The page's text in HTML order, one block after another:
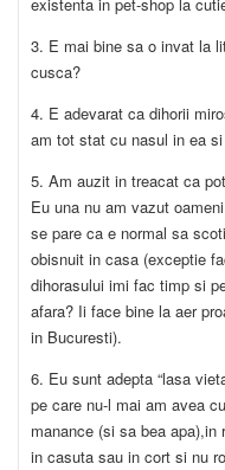
3. E mai bine sa o invat la
cusca?
4. E adevarat ca dihorii
am tot stat cu nasul in ea
5. Am auzit in treacat ca
Eu una nu am vazut
se pare ca e normal sa
obisnuit in casa (exceptie
dihorasului imi fac timp si
afara? Ii face bine la aer
in Bucuresti).
6. Eu sunt adepta “lasa
pe care nu-l mai am avea
manance (si sa bea
in casuta sau in cort si nu